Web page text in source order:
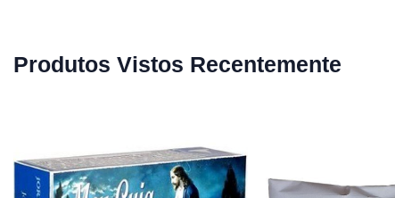
Produtos Vistos Recentemente